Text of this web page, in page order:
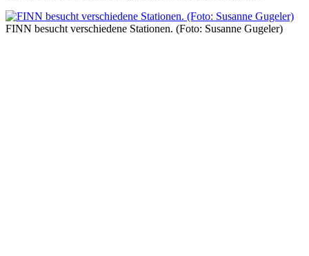
FINN besucht verschiedene Stationen. (Foto: Susanne Gugeler)